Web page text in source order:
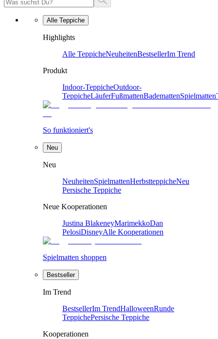
Alle Teppiche
Highlights
Alle TeppicheNeuheitenBestsellerIm Trend
Produkt
Indoor-TeppicheOutdoor-
TeppicheLäuferFußmattenBademattenSpielmatten
So funktioniert's
Neu
Neu
NeuheitenSpielmattenHerbstteppicheNeu
Persische Teppiche
Neue Kooperationen
Justina BlakeneyMarimekkoDan
PelosiDisneyAlle Kooperationen
Spielmatten shoppen
Bestseller
Im Trend
BestsellerIm TrendHalloweenRunde
TeppichePersische Teppiche
Kooperationen